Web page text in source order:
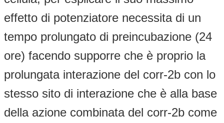
effetto di potenziatore necessita di un
tempo prolungato di preincubazione (24
ore) facendo supporre che è proprio la
prolungata interazione del corr-2b con lo
stesso sito di interazione che è alla base
della azione combinata del corr-2b come